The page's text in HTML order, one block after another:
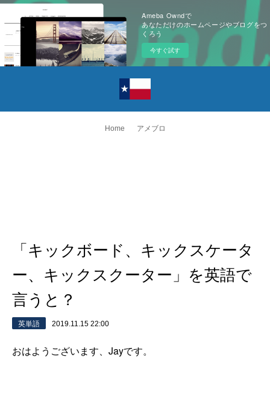
Ameba Owndで
あなただけのホームページやブログをつ
くろう
今すぐ試す
Home アメブロ
「キックボード、キックスケータ
ー、キックスクーター」を英語で
言うと？
英単語 2019.11.15 22:00
おはようございます、Jayです。